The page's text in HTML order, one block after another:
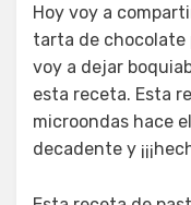
Hoy voy a
tarta de chocolate
voy a dejar
esta receta. Esta
microondas hace
decadente y